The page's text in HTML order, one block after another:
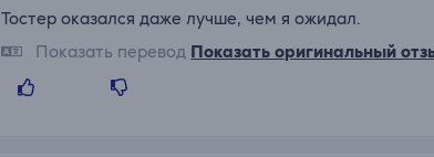
Тостер оказался даже лучше, чем я ожидал.
Показать перевод Показать оригинальный